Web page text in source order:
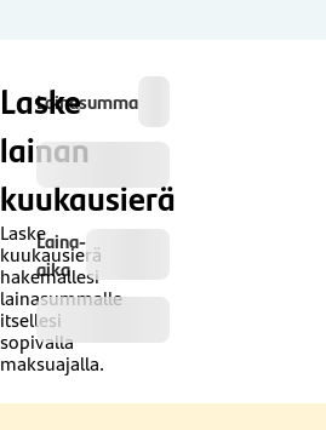
Laske
lainan
kuukausierä
Laske
kuukausierä
hakemallesi
lainasummalle
itsellesi
sopivalla
maksuajalla.
Lainasumma
Laina-
aika